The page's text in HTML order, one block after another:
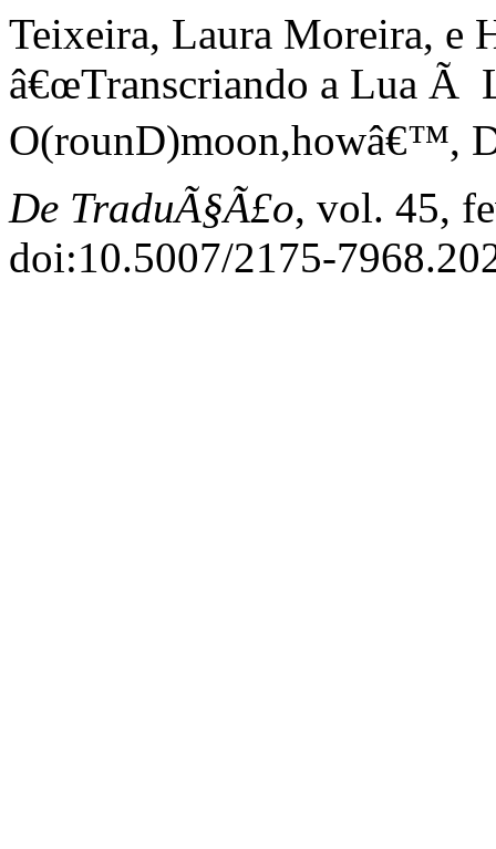
Teixeira, Laura Moreira, e
â€œTranscriando a Lua Ã
O(rounD)moon,howâ€™,
De TraduÃ§Ã£o, vol. 45,
doi:10.5007/2175-